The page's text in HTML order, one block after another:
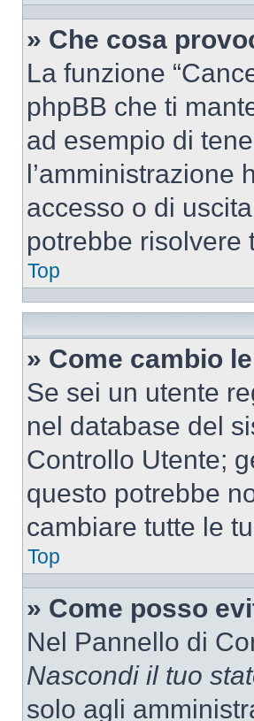
» Che cosa
La funzione
phpBB che ti
ad esempio di
l’amministrazione
accesso o di
potrebbe risolvere
Top
» Come cambio
Se sei un utente
nel database del
Controllo Utente;
questo potrebbe
cambiare tutte le
Top
» Come posso
Nel Pannello di
Nascondi il tuo
solo agli